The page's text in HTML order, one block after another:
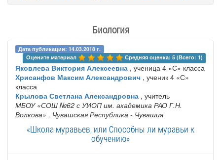
Биология
Дата публикации: 14.03.2018 г.
Оцените материал
Средняя оценка: 5 (Всего: 1)
Яковлева Виктория Алексеевна , ученица 4 «С» класса
Хрисанфов Максим Александрович , ученик 4 «С»
класса
Крылова Светлана Александровна , учитель
МБОУ «СОШ №62 с УИОП им. академика РАО Г.Н.
Волкова» , Чувашская Республика - Чувашия
«Школа муравьев, или Способны ли муравьи к
обучению»